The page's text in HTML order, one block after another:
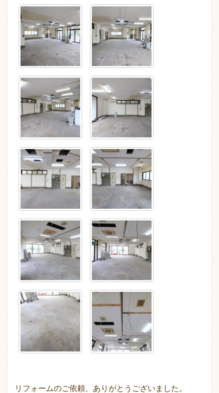
リフォームのご依頼、ありがとうございました。